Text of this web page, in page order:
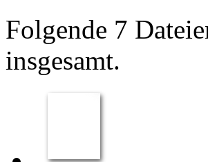
Folgende 7
insgesamt.